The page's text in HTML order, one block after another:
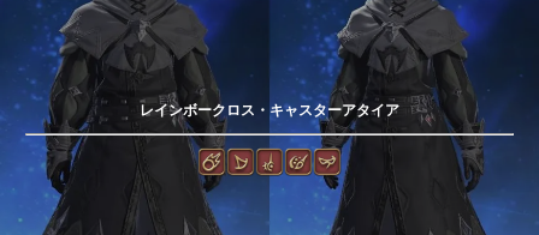
レインボークロス・キャスターアタイア